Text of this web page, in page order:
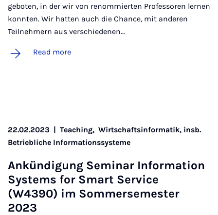
geboten, in der wir von renommierten Professoren lernen
konnten. Wir hatten auch die Chance, mit anderen
Teilnehmern aus verschiedenen…
Read more
22.02.2023 | Teaching, Wirtschaftsinformatik, insb.
Betriebliche Informationssysteme
Ankündi­gung Sem­in­ar In­form­a­tion
Sys­tems for Smart Ser­vice
(W4390) im Som­mersemester
2023